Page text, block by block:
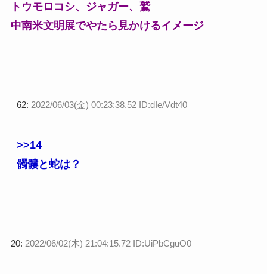
トウモロコシ、ジャガー、鷲
中南米文明展でやたら見かけるイメージ
62: 2022/06/03(金) 00:23:38.52 ID:dIe/Vdt40
>>14
髑髏と蛇は？
20: 2022/06/02(木) 21:04:15.72 ID:UiPbCguO0